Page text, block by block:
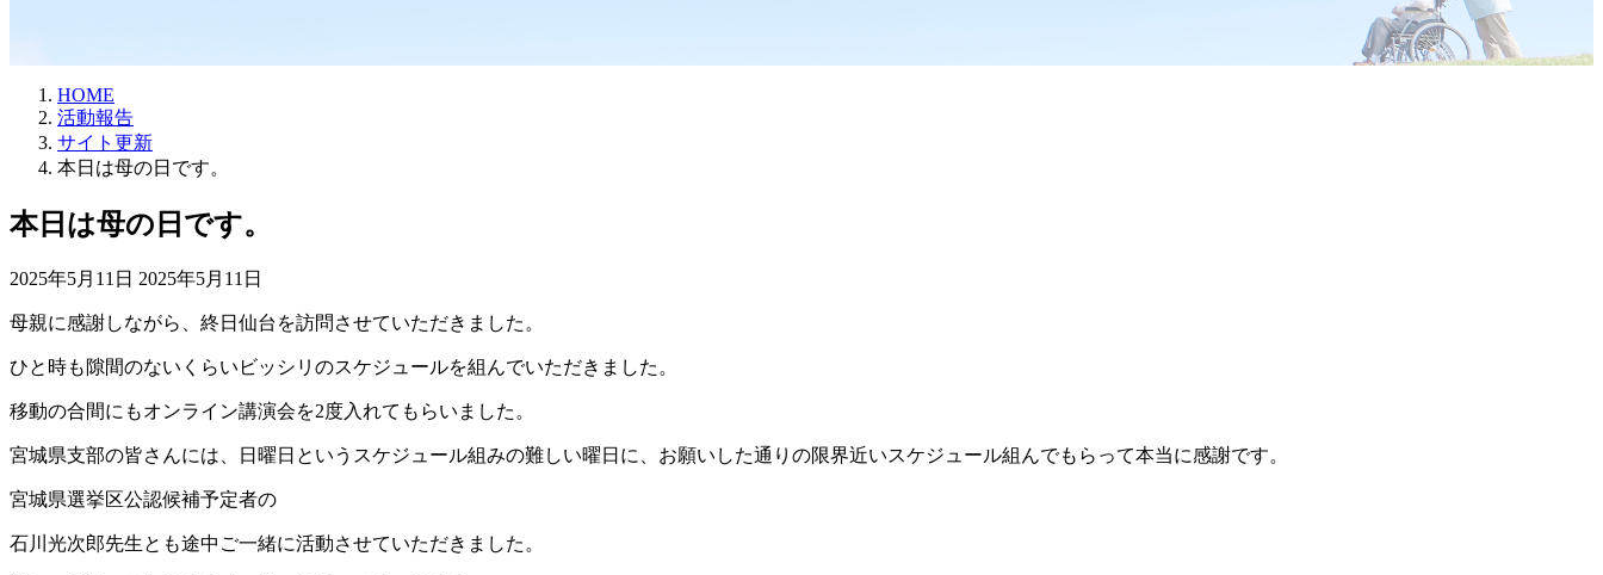
HOME
活動報告
サイト更新
本日は母の日です。
本日は母の日です。
2025年5月11日 最
更
日
時
:
2025年5月11日
母親に感謝しながら、終日仙台を訪問させていただきました。
ひと時も隙間のないくらいビッシリのスケジュールを組んでいただきました。
移動の合間にもオンライン講演会を2度入れてもらいました。
宮城県支部の皆さんには、日曜日というスケジュール組みの難しい曜日に、お願いした通りの限界近いスケジュール組んでもらって本当に感謝です。
宮城県選挙区公認候補予定者の
石川光次郎先生とも途中ご一緒に活動させていただきました。